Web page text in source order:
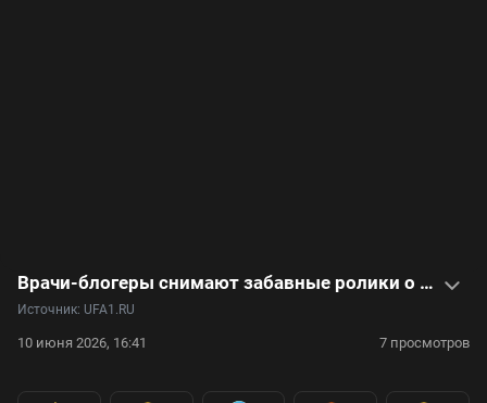
Врачи-блогеры снимают забавные ролики о работе в глубинке и выходках пациентов
Источник: UFA1.RU
10 июня 2026, 16:41 7 просмотров